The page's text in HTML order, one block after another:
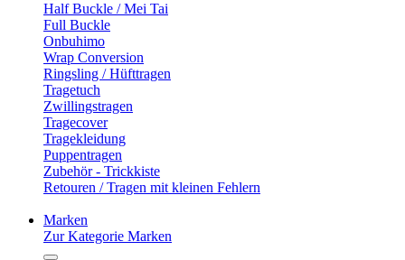
Half Buckle / Mei Tai
Full Buckle
Onbuhimo
Wrap Conversion
Ringsling / Hüfttragen
Tragetuch
Zwillingstragen
Tragecover
Tragekleidung
Puppentragen
Zubehör - Trickkiste
Retouren / Tragen mit kleinen Fehlern
Marken
Zur Kategorie Marken